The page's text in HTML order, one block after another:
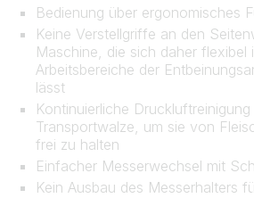
Bedienung über ergonomisches
Keine Verstellgriffe an den
Maschine, die sich daher flexibel
Arbeitsbereiche der
lässt
Kontinuierliche Druckluftreinigung
Transportwalze, um sie von
frei zu halten
Einfacher Messerwechsel mit
Kein Ausbau des Messerhalters